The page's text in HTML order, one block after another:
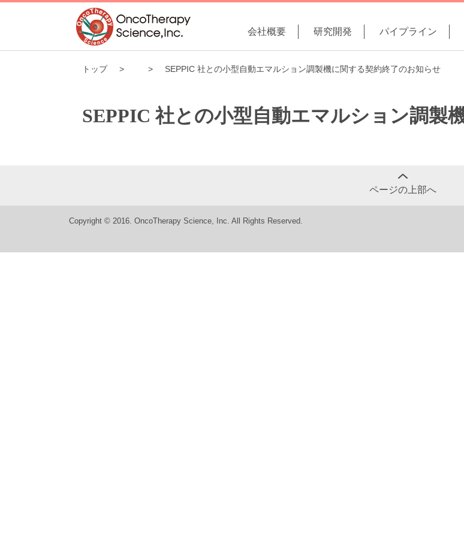
会社概要 研究開発 パイプライン
トップ SEPPIC 社との小型自動エマルション調製機に関する契約終了のお知らせ
SEPPIC 社との小型自動エマルション調製
ページの上部へ
Copyright © 2016. OncoTherapy Science, Inc. All Rights Reserved.